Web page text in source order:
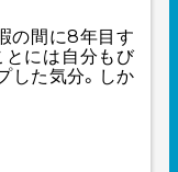
の間に8年目す
とには自分もび
した気分。しか